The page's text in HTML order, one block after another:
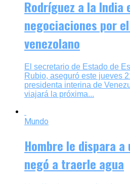
Rodríguez a la India
negociaciones por
venezolano
El secretario de Estado de
Rubio, aseguró este jueves
presidenta interina de
viajará la próxima...
Mundo
Hombre le dispara
negó a traerle agua